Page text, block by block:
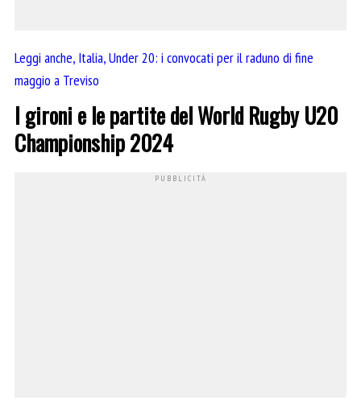
Leggi anche, Italia, Under 20: i convocati per il raduno di fine
maggio a Treviso
I gironi e le partite del World Rugby U20
Championship 2024